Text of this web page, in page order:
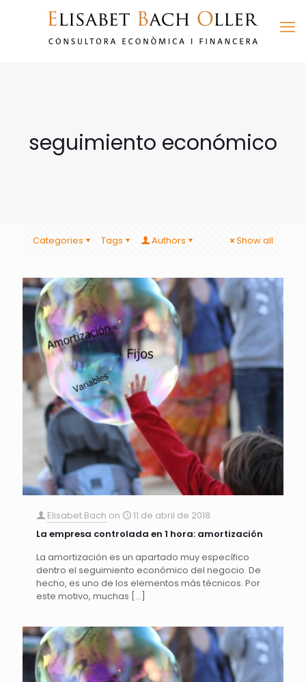
seguimiento económico
Categories Tags Authors Show all
Elisabet Bach on
11 de abril de 2018
La empresa controlada en 1 hora: amortización
La amortización es un apartado muy específico
dentro el seguimiento económico del negocio. De
hecho, es uno de los elementos más técnicos. Por
este motivo, muchas […]